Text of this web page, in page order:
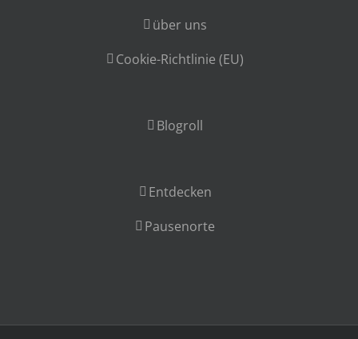
über uns
Cookie-Richtlinie (EU)
Blogroll
Entdecken
Pausenorte